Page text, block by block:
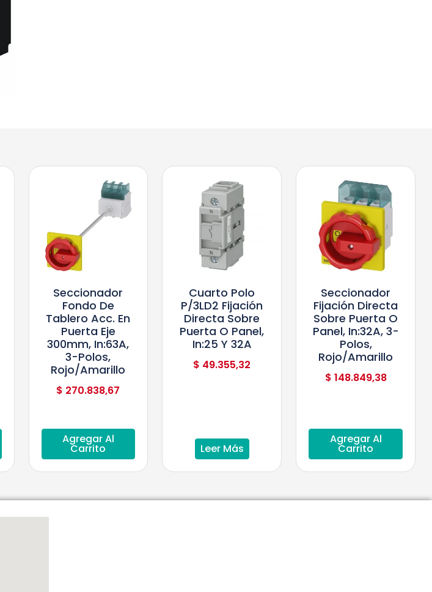
Seccionador
Fondo De
Tablero Acc. En
Puerta Eje
300mm, In:63A,
3-Polos,
Rojo/Amarillo
$ 270.838,67
Agregar Al
Carrito
Cuarto Polo
P/3LD2 Fijación
Directa Sobre
Puerta O Panel,
In:25 Y 32A
$ 49.355,32
Leer Más
Seccionador
Fijación Directa
Sobre Puerta O
Panel, In:32A, 3-
Polos,
Rojo/Amarillo
$ 148.849,38
Agregar Al
Carrito